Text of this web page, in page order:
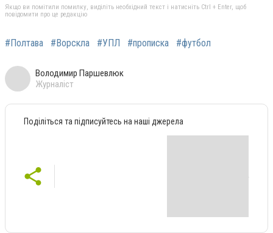
Якщо ви помітили помилку, виділіть необхідний текст і натисніть Ctrl + Enter, щоб
повідомити про це редакцію
#Полтава #Ворскла #УПЛ #прописка #футбол
Володимир Паршевлюк
Журналіст
Поділіться та підписуйтесь на наші джерела